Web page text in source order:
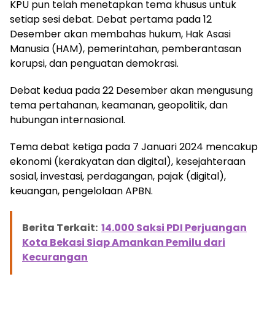
KPU pun telah menetapkan tema khusus untuk
setiap sesi debat. Debat pertama pada 12
Desember akan membahas hukum, Hak Asasi
Manusia (HAM), pemerintahan, pemberantasan
korupsi, dan penguatan demokrasi.
Debat kedua pada 22 Desember akan mengusung
tema pertahanan, keamanan, geopolitik, dan
hubungan internasional.
Tema debat ketiga pada 7 Januari 2024 mencakup
ekonomi (kerakyatan dan digital), kesejahteraan
sosial, investasi, perdagangan, pajak (digital),
keuangan, pengelolaan APBN.
Berita Terkait: 14.000 Saksi PDI Perjuangan
Kota Bekasi Siap Amankan Pemilu dari
Kecurangan